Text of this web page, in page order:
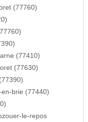
(77760)
(77410)
(77630)
brie (77440)
le-repos